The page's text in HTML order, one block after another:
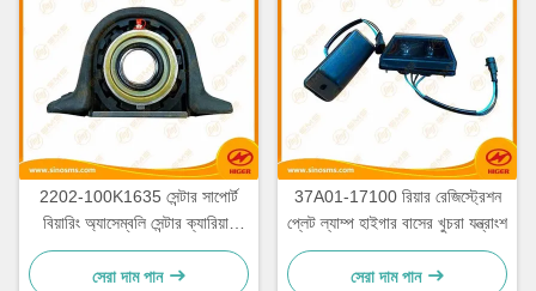
2202-100K1635 সেন্টার সাপোর্ট
বিয়ারিং অ্যাসেম্বলি সেন্টার ক্যারিয়ার
বিয়ারিং ISO9001
সেরা দাম পান
37A01-17100 রিয়ার রেজিস্ট্রেশন
প্লেট ল্যাম্প হাইগার বাসের খুচরা যন্ত্রাংশ
সেরা দাম পান